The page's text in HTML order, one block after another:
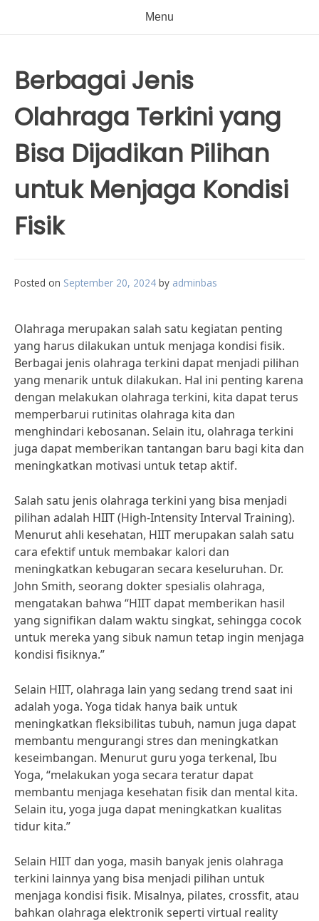
Menu
Berbagai Jenis
Olahraga Terkini yang
Bisa Dijadikan Pilihan
untuk Menjaga Kondisi
Fisik
Posted on September 20, 2024 by adminbas
Olahraga merupakan salah satu kegiatan penting
yang harus dilakukan untuk menjaga kondisi fisik.
Berbagai jenis olahraga terkini dapat menjadi pilihan
yang menarik untuk dilakukan. Hal ini penting karena
dengan melakukan olahraga terkini, kita dapat terus
memperbarui rutinitas olahraga kita dan
menghindari kebosanan. Selain itu, olahraga terkini
juga dapat memberikan tantangan baru bagi kita dan
meningkatkan motivasi untuk tetap aktif.
Salah satu jenis olahraga terkini yang bisa menjadi
pilihan adalah HIIT (High-Intensity Interval Training).
Menurut ahli kesehatan, HIIT merupakan salah satu
cara efektif untuk membakar kalori dan
meningkatkan kebugaran secara keseluruhan. Dr.
John Smith, seorang dokter spesialis olahraga,
mengatakan bahwa “HIIT dapat memberikan hasil
yang signifikan dalam waktu singkat, sehingga cocok
untuk mereka yang sibuk namun tetap ingin menjaga
kondisi fisiknya.”
Selain HIIT, olahraga lain yang sedang trend saat ini
adalah yoga. Yoga tidak hanya baik untuk
meningkatkan fleksibilitas tubuh, namun juga dapat
membantu mengurangi stres dan meningkatkan
keseimbangan. Menurut guru yoga terkenal, Ibu
Yoga, “melakukan yoga secara teratur dapat
membantu menjaga kesehatan fisik dan mental kita.
Selain itu, yoga juga dapat meningkatkan kualitas
tidur kita.”
Selain HIIT dan yoga, masih banyak jenis olahraga
terkini lainnya yang bisa menjadi pilihan untuk
menjaga kondisi fisik. Misalnya, pilates, crossfit, atau
bahkan olahraga elektronik seperti virtual reality